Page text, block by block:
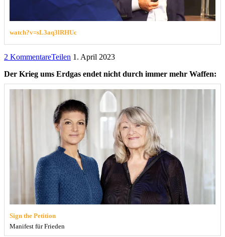
watch?v=sL3aq3lRHUc
2 KommentareTeilen 1. April 2023
Der Krieg ums Erdgas endet nicht durch immer mehr Waffen:
Sign the Petition
Manifest für Frieden